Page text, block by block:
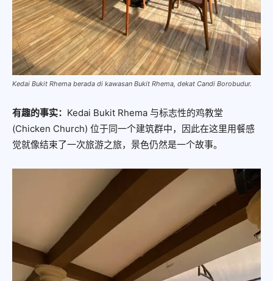
Kedai Bukit Rhema berada di kawasan Bukit Rhema, dekat Candi Borobudur.
有趣的事实： Kedai Bukit Rhema 与标志性的鸡教堂
(Chicken Church) 位于同一个建筑群中，因此在这里用餐感
觉就像结束了一次旅游之旅，景色仍然是一个故事。